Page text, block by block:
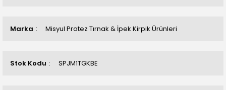
Marka Misyul Protez Tırnak & İpek Kirpik Ürünleri
Stok Kodu SPJM1TGKBE